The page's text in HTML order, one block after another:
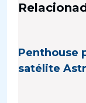
Penthouse
satélite